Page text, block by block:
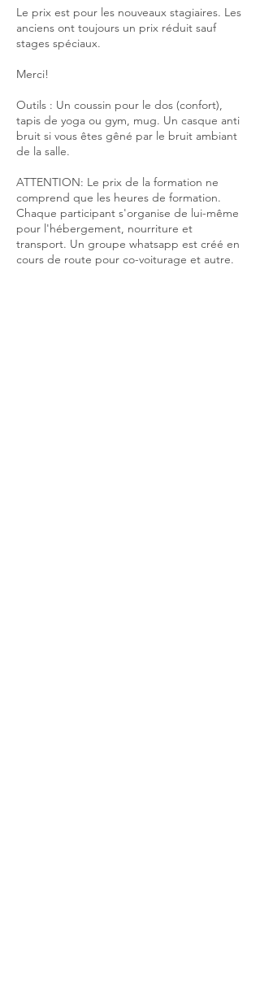
Le prix est pour les nouveaux stagiaires. Les
anciens ont toujours un prix réduit sauf
stages spéciaux.
Merci!
Outils : Un coussin pour le dos (confort),
tapis de yoga ou gym, mug. Un casque anti
bruit si vous êtes gêné par le bruit ambiant
de la salle.
ATTENTION: Le prix de la formation ne
comprend que les heures de formation.
Chaque participant s'organise de lui-même
pour l'hébergement, nourriture et
transport. Un groupe whatsapp est créé en
cours de route pour co-voiturage et autre.